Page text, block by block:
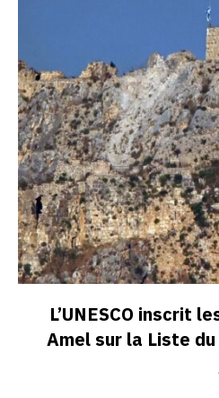
L’UNESCO inscrit
Amel sur la Liste